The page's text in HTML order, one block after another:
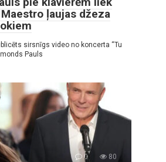
ļaujas džeza
sirsnīgs video no koncerta “Tu
Pauls
0 80